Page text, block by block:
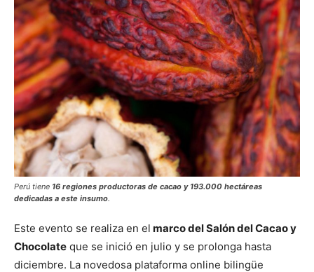
Perú tiene 16 regiones productoras de cacao y 193.000 hectáreas
dedicadas a este insumo.
Este evento se realiza en el marco del Salón del Cacao y
Chocolate que se inició en julio y se prolonga hasta
diciembre. La novedosa plataforma online bilingüe